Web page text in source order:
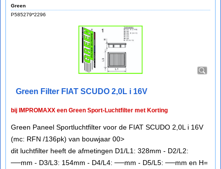
Green
P585279*2296
Green Filter FIAT SCUDO 2,0L i 16V
bij IMPROMAXX een Green Sport-Luchtfilter met Korting
Green Paneel Sportluchtfilter voor de FIAT SCUDO 2,0L i 16V
(mc: RFN /136pk) van bouwjaar 00>
dit luchtfilter heeft de afmetingen D1/L1: 328mm - D2/L2:
──mm - D3/L3: 154mm - D4/L4: ──mm - D5/L5: ──mm en H=